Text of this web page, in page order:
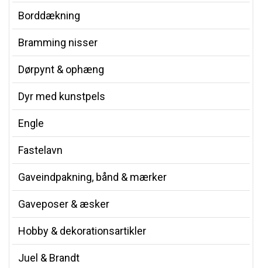
Borddækning
Bramming nisser
Dørpynt & ophæng
Dyr med kunstpels
Engle
Fastelavn
Gaveindpakning, bånd & mærker
Gaveposer & æsker
Hobby & dekorationsartikler
Juel & Brandt